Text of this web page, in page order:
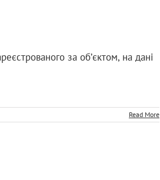
за об’єктом, на дані
Read More